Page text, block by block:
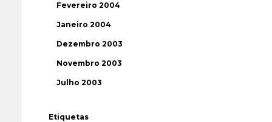
Fevereiro 2004
Janeiro 2004
Dezembro 2003
Novembro 2003
Julho 2003
Etiquetas